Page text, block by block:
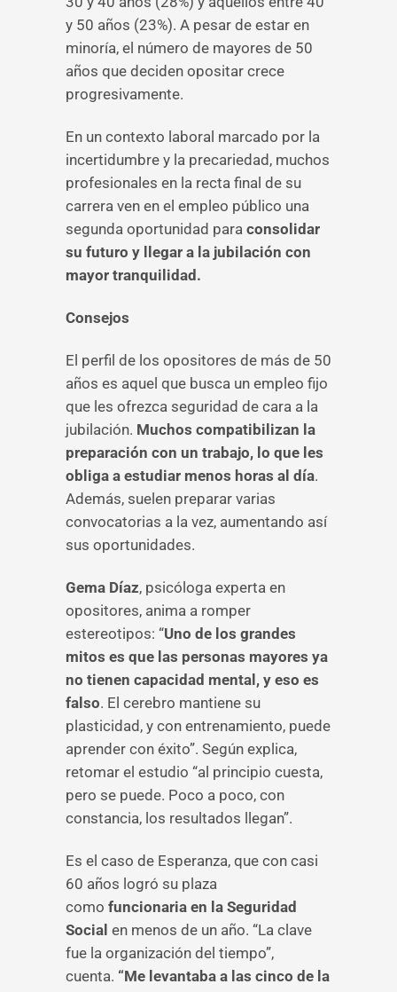
y 50 años (23%). A pesar de estar en
minoría, el número de mayores de 50
años que deciden opositar crece
progresivamente.
En un contexto laboral marcado por la
incertidumbre y la precariedad, muchos
profesionales en la recta final de su
carrera ven en el empleo público una
segunda oportunidad para consolidar
su futuro y llegar a la jubilación con
mayor tranquilidad.
Consejos
El perfil de los opositores de más de 50
años es aquel que busca un empleo fijo
que les ofrezca seguridad de cara a la
jubilación. Muchos compatibilizan la
preparación con un trabajo, lo que les
obliga a estudiar menos horas al día.
Además, suelen preparar varias
convocatorias a la vez, aumentando así
sus oportunidades.
Gema Díaz, psicóloga experta en
opositores, anima a romper
estereotipos: “Uno de los grandes
mitos es que las personas mayores ya
no tienen capacidad mental, y eso es
falso. El cerebro mantiene su
plasticidad, y con entrenamiento, puede
aprender con éxito”. Según explica,
retomar el estudio “al principio cuesta,
pero se puede. Poco a poco, con
constancia, los resultados llegan”.
Es el caso de Esperanza, que con casi
60 años logró su plaza
como funcionaria en la Seguridad
Social en menos de un año. “La clave
fue la organización del tiempo”,
cuenta. “Me levantaba a las cinco de la